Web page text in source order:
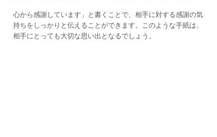
心から感謝しています」と書くことで、相手に対する感謝の気
持ちをしっかりと伝えることができます。このような手紙は、
相手にとっても大切な思い出となるでしょう。